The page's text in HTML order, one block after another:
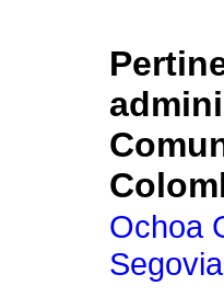
Ochoa